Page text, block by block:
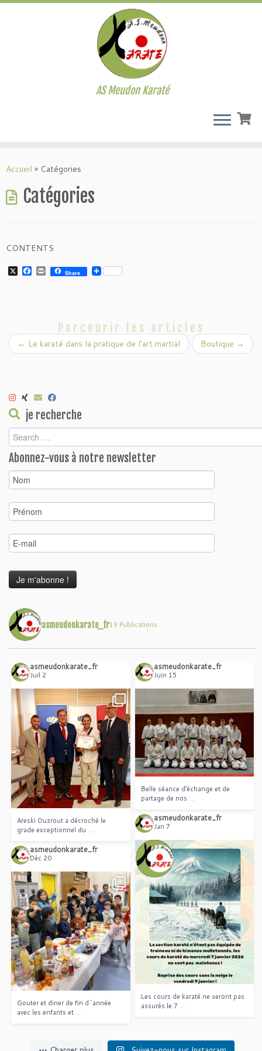
au
AS Meudon Karaté
Accueil » Catégories
Catégories
CONTENTS
X Facebook
PrintShare
Parcourir les articles
← Le karaté dans la pratique de l’art martial Boutique →
je recherche
Abonnez-vous à notre newsletter
asmeudonkarate_fr19 Publications
asmeudonkarate_fr
Juil 2
Areski Ouzrout a décroché le
grade exceptionnel du
Areski Ouzrout a décroché le
grade exceptionnel du ...
asmeudonkarate_fr
Juin 15
Belle séance d’échange et de
partage de nos
...
Belle séance d’échange et de
partage de nos ...
asmeudonkarate_fr
Jan 7
Les cours de karaté ne seront pas
assurés le 7
...
Les cours de karaté ne seront pas
assurés le 7 ...
asmeudonkarate_fr
Déc 20
Gouter et diner de fin d`année
avec les enfants et
...
Gouter et diner de fin d`année
avec les enfants et ...